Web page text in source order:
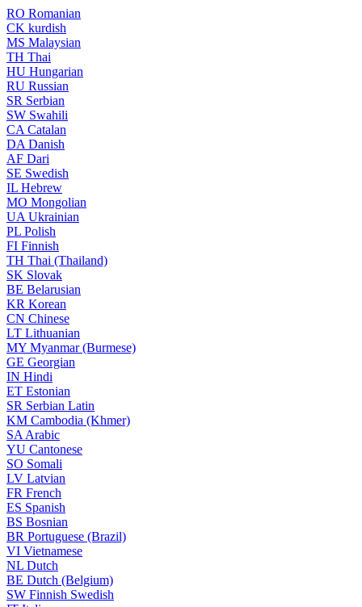
RO Romanian
CK kurdish
MS Malaysian
TH Thai
HU Hungarian
RU Russian
SR Serbian
SW Swahili
CA Catalan
DA Danish
AF Dari
SE Swedish
IL Hebrew
MO Mongolian
UA Ukrainian
PL Polish
FI Finnish
TH Thai (Thailand)
SK Slovak
BE Belarusian
KR Korean
CN Chinese
LT Lithuanian
MY Myanmar (Burmese)
GE Georgian
IN Hindi
ET Estonian
SR Serbian Latin
KM Cambodia (Khmer)
SA Arabic
YU Cantonese
SO Somali
LV Latvian
FR French
ES Spanish
BS Bosnian
BR Portuguese (Brazil)
VI Vietnamese
NL Dutch
BE Dutch (Belgium)
SW Finnish Swedish